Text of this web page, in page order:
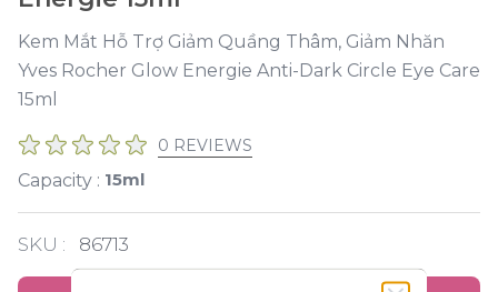
Kem Mắt Hỗ Trợ Giảm Quầng Thâm, Giảm Nhăn
Yves Rocher Glow Energie Anti-Dark Circle Eye Care
15ml
0 REVIEWS
Capacity : 15ml
SKU : 86713